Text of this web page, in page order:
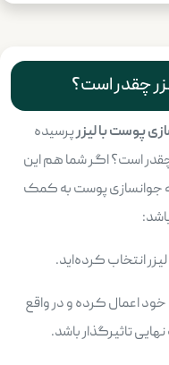
چقدر است؟
پوست با لیزرپرسیده
است؟ اگر شما هم این
جوانسازی پوست به کمک
خود اعمال کرده و در واقع
تاثیرگذار باشد.